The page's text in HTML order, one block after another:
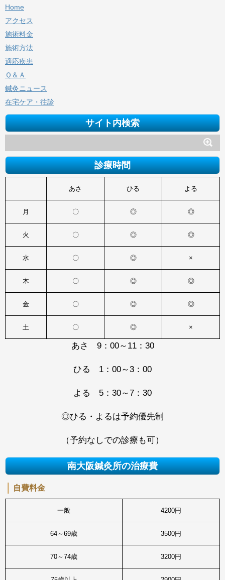
Home
アクセス
施術料金
施術方法
適応疾患
Ｑ＆Ａ
鍼灸ニュース
在宅ケア・往診
サイト内検索
診療時間
あさ ひる よる
月 〇 ◎ ◎
火 〇 ◎ ◎
水 〇 ◎ ×
木 〇 ◎ ◎
金 〇 ◎ ◎
土 〇 ◎ ×
あさ 9：00～11：30
ひる 1：00～3：00
よる 5：30～7：30
◎ひる・よるは予約優先制
（予約なしでの診療も可）
南大阪鍼灸所の治療費
自費料金
一般 4200円
64～69歳 3500円
70～74歳 3200円